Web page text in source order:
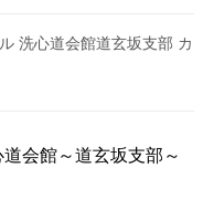
洗心道会館道玄坂支部 カ
会館～道玄坂支部～